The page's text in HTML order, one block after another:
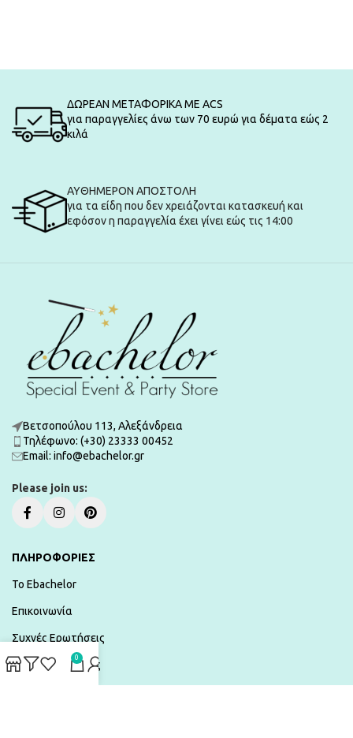
ΔΩΡΕΑΝ ΜΕΤΑΦΟΡΙΚΑ ΜΕ ACS
για παραγγελίες άνω των 70 ευρώ για δέματα εώς 2
κιλά
ΑΥΘΗΜΕΡΟΝ ΑΠΟΣΤΟΛΗ
για τα είδη που δεν χρειάζονται κατασκευή και
εφόσον η παραγγελία έχει γίνει εώς τις 14:00
Βετσοπούλου 113, Αλεξάνδρεια
Τηλέφωνο: (+30) 23333 00452
Εmail: info@ebachelor.gr
Please join us:
ΠΛΗΡΟΦΟΡΙΕΣ
To Ebachelor
Επικοινωνία
Συχνές Ερωτήσεις
Τρόποι Πληρωμής
0